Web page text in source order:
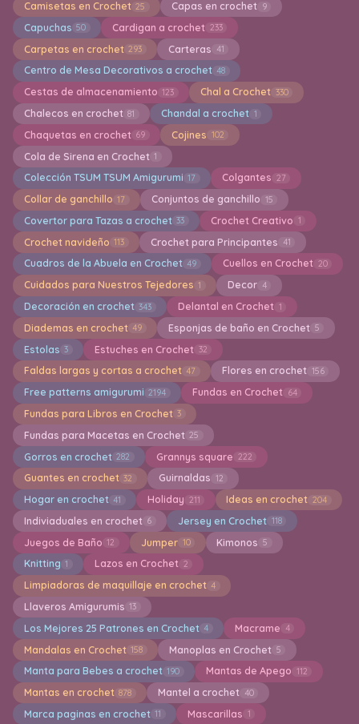
Camisetas en Crochet 25 Capas en crochet 9
Capuchas 50 Cardigan a crochet 233
Carpetas en crochet 293 Carteras 41
Centro de Mesa Decorativos a crochet 48
Cestas de almacenamiento 123 Chal a Crochet 330
Chalecos en crochet 81 Chandal a crochet 1
Chaquetas en crochet 69 Cojines 102
Cola de Sirena en Crochet 1
Colección TSUM TSUM Amigurumi 17 Colgantes 27
Collar de ganchillo 17 Conjuntos de ganchillo 15
Covertor para Tazas a crochet 33 Crochet Creativo 1
Crochet navideño 113 Crochet para Principantes 41
Cuadros de la Abuela en Crochet 49 Cuellos en Crochet 20
Cuidados para Nuestros Tejedores 1 Decor 4
Decoración en crochet 343 Delantal en Crochet 1
Diademas en crochet 49 Esponjas de baño en Crochet 5
Estolas 3 Estuches en Crochet 32
Faldas largas y cortas a crochet 47 Flores en crochet 156
Free patterns amigurumi 2194 Fundas en Crochet 64
Fundas para Libros en Crochet 3
Fundas para Macetas en Crochet 25
Gorros en crochet 282 Grannys square 222
Guantes en crochet 32 Guirnaldas 12
Hogar en crochet 41 Holiday 211 Ideas en crochet 204
Indiviaduales en crochet 6 Jersey en Crochet 118
Juegos de Baño 12 Jumper 10 Kimonos 5
Knitting 1 Lazos en Crochet 2
Limpiadoras de maquillaje en crochet 4
Llaveros Amigurumis 13
Los Mejores 25 Patrones en Crochet 4 Macrame 4
Mandalas en Crochet 158 Manoplas en Crochet 5
Manta para Bebes a crochet 190 Mantas de Apego 112
Mantas en crochet 878 Mantel a crochet 40
Marca paginas en crochet 11 Mascarillas 1